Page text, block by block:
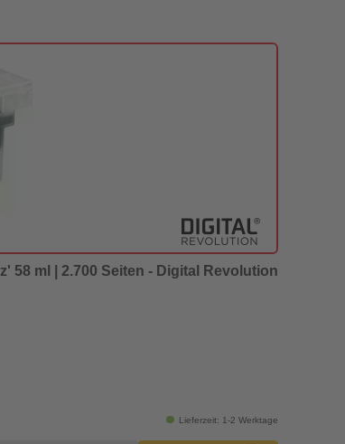
58 ml | 2.700 Seiten - Digital Revolution
Lieferzeit: 1-2 Werktage